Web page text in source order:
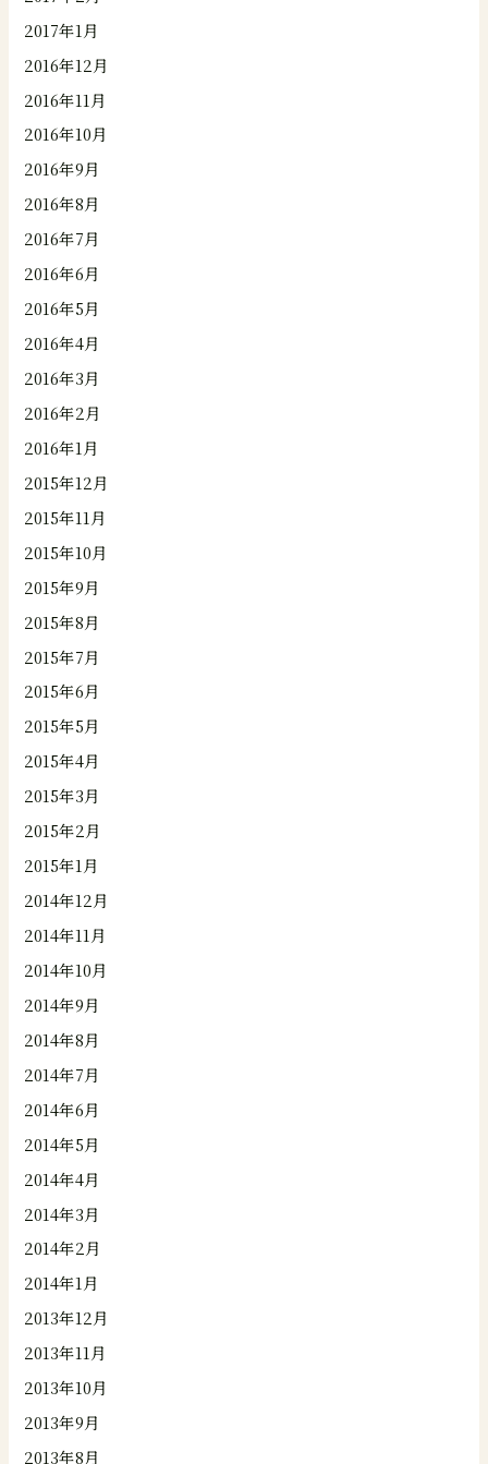
2017年1月
2016年12月
2016年11月
2016年10月
2016年9月
2016年8月
2016年7月
2016年6月
2016年5月
2016年4月
2016年3月
2016年2月
2016年1月
2015年12月
2015年11月
2015年10月
2015年9月
2015年8月
2015年7月
2015年6月
2015年5月
2015年4月
2015年3月
2015年2月
2015年1月
2014年12月
2014年11月
2014年10月
2014年9月
2014年8月
2014年7月
2014年6月
2014年5月
2014年4月
2014年3月
2014年2月
2014年1月
2013年12月
2013年11月
2013年10月
2013年9月
2013年8月